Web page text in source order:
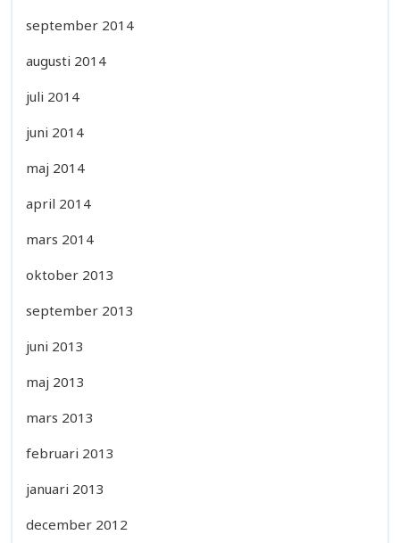
september 2014
augusti 2014
juli 2014
juni 2014
maj 2014
april 2014
mars 2014
oktober 2013
september 2013
juni 2013
maj 2013
mars 2013
februari 2013
januari 2013
december 2012